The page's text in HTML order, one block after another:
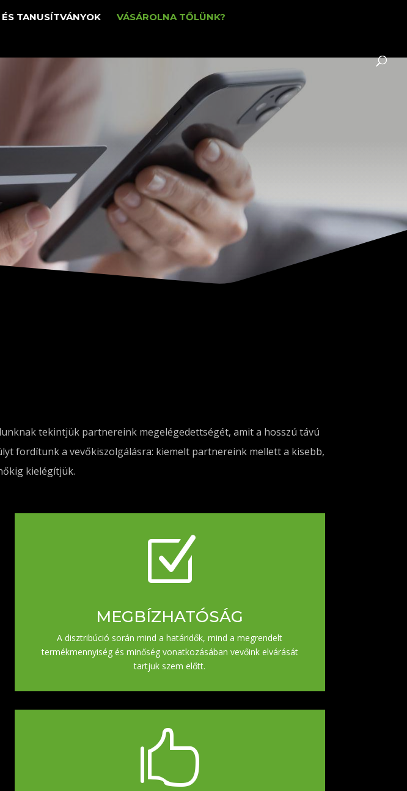
TANUSÍTVÁNYOK
VÁSÁROLNA TŐLÜNK?
tekintjük partnereink megelégedettségét, amit a hosszú távú
fordítunk a vevőkiszolgálásra: kiemelt partnereink mellett a kisebb,
kielégítjük.
Z
MEGBÍZHATÓSÁG
A disztribúció során mind a határidők, mind a megrendelt
termékmennyiség és minőség vonatkozásában vevőink elvárását
tartjuk szem előtt.
